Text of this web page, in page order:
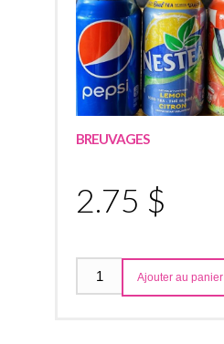
BREUVAGES
2.75 $
Ajouter au panier